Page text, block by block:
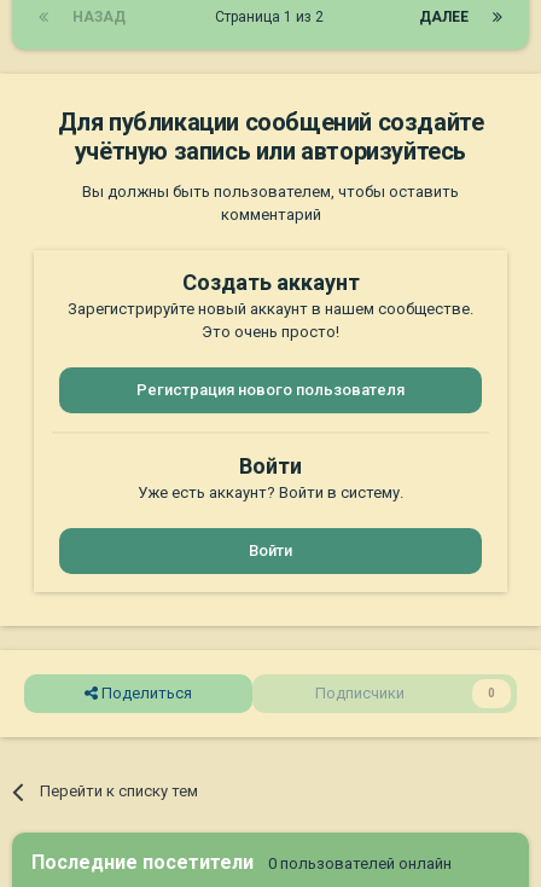
НАЗАД ДАЛЕЕ
Страница 1 из 2
Для публикации сообщений создайте
учётную запись или авторизуйтесь
Вы должны быть пользователем, чтобы оставить
комментарий
Создать аккаунт
Зарегистрируйте новый аккаунт в нашем сообществе.
Это очень просто!
Регистрация нового пользователя
Войти
Уже есть аккаунт? Войти в систему.
Войти
Поделиться Подписчики 0
Перейти к списку тем
Последние посетители 0 пользователей онлайн